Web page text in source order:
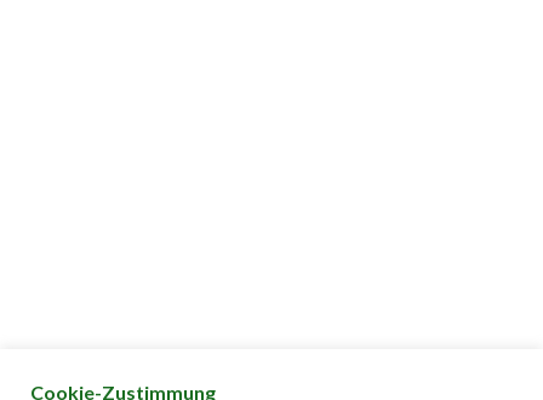
Cookie-Zustimmung